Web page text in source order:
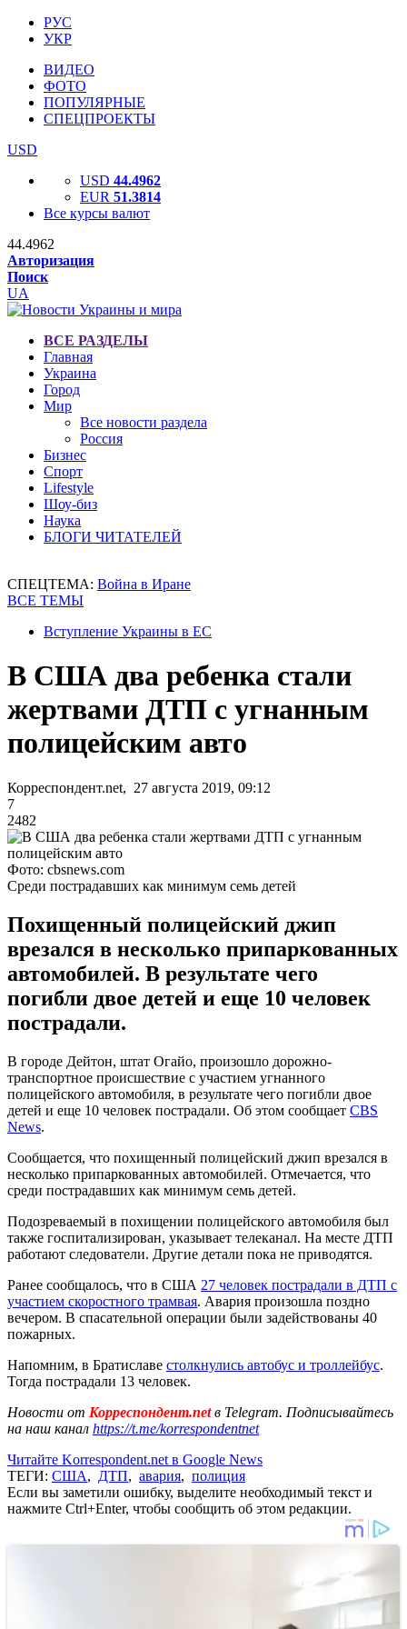
РУС
УКР
ВИДЕО
ФОТО
ПОПУЛЯРНЫЕ
СПЕЦПРОЕКТЫ
USD
USD 44.4962
EUR 51.3814
Все курсы валют
44.4962
Авторизация
Поиск
UA
ВСЕ РАЗДЕЛЫ
Главная
Украина
Город
Мир
Все новости раздела
Россия
Бизнес
Спорт
Lifestyle
Шоу-биз
Наука
БЛОГИ ЧИТАТЕЛЕЙ
СПЕЦТЕМА: Война в Иране
ВСЕ ТЕМЫ
Вступление Украины в ЕС
В США два ребенка стали
жертвами ДТП с угнанным
полицейским авто
Корреспондент.net, 27 августа 2019, 09:12
7
2482
Фото: cbsnews.com
Среди пострадавших как минимум семь детей
Похищенный полицейский джип
врезался в несколько припаркованных
автомобилей. В результате чего
погибли двое детей и еще 10 человек
пострадали.
В городе Дейтон, штат Огайо, произошло дорожно-
транспортное происшествие с участием угнанного
полицейского автомобиля, в результате чего погибли двое
детей и еще 10 человек пострадали. Об этом сообщает CBS
News.
Сообщается, что похищенный полицейский джип врезался в
несколько припаркованных автомобилей. Отмечается, что
среди пострадавших как минимум семь детей.
Подозреваемый в похищении полицейского автомобиля был
также госпитализирован, указывает телеканал. На месте ДТП
работают следователи. Другие детали пока не приводятся.
Ранее сообщалось, что в США 27 человек пострадали в ДТП с
участием скоростного трамвая. Авария произошла поздно
вечером. В спасательной операции были задействованы 40
пожарных.
Напомним, в Братиславе столкнулись автобус и троллейбус.
Тогда пострадали 13 человек.
Новости от Корреспондент.netв Telegram. Подписывайтесь
на наш канал https://t.me/korrespondentnet
Читайте Korrespondent.net в Google News
ТЕГИ: США, ДТП, авария, полиция
Если вы заметили ошибку, выделите необходимый текст и
нажмите Ctrl+Enter, чтобы сообщить об этом редакции.